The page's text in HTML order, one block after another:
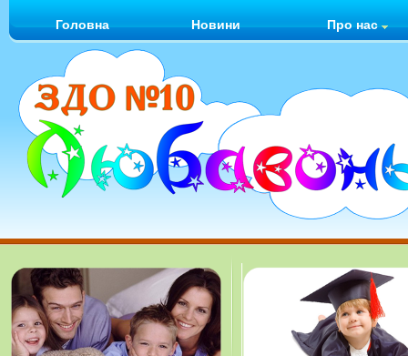
Головна Новини Про нас